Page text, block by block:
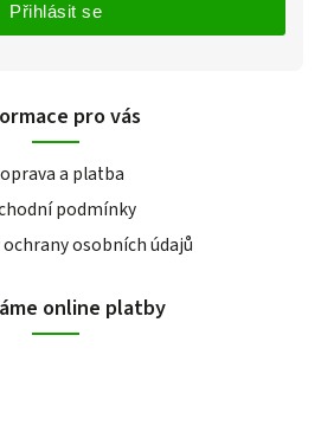
pro vás
a platba
podmínky
osobních údajů
online platby
Přihlásit se